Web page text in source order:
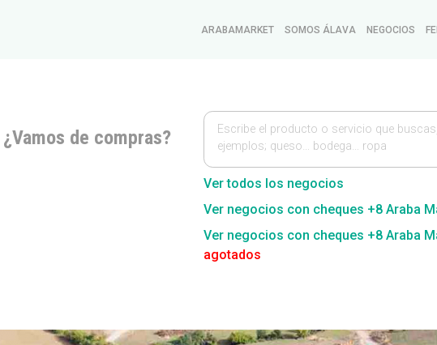
ARABAMARKET SOMOS ÁLAVA NEGOCIOS
¿Vamos de compras?
Escribe el producto o servicio que
ejemplos; queso… bodega… ropa
Ver todos los negocios
Ver negocios con cheques +8 Araba
Ver negocios con cheques +8 Araba
agotados